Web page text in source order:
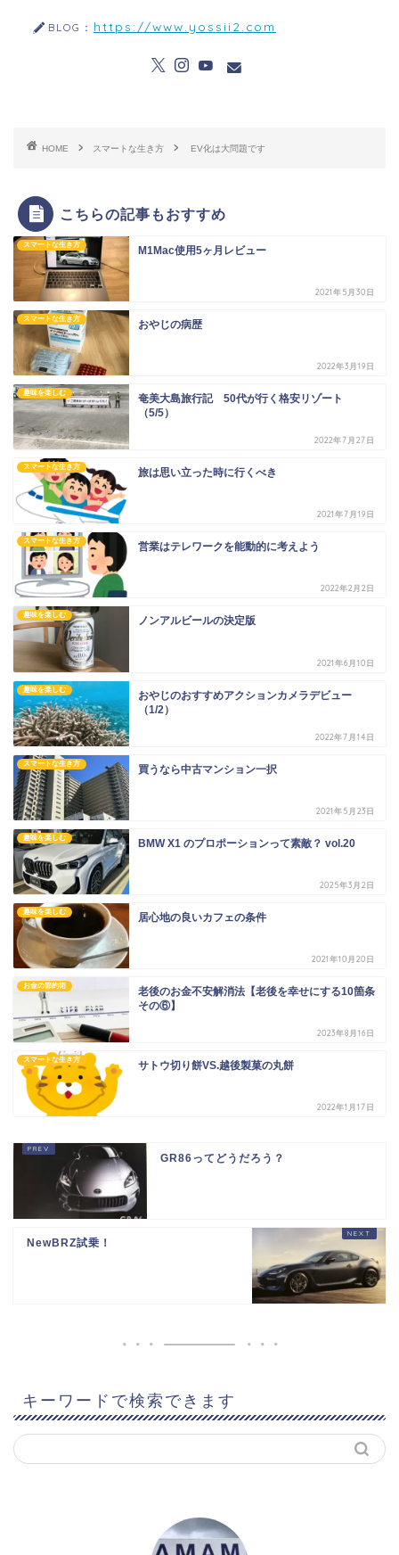
BLOG： https://www.yossii2.com
HOME スマートな生き方 EV化は大問題です
こちらの記事もおすすめ
スマートな生き方 M1Mac使用5ヶ月レビュー
2021年5月30日
スマートな生き方 おやじの病歴
2022年3月19日
趣味を楽しむ
奄美大島旅行記 50代が行く格安リゾート
（5/5）
2022年7月27日
スマートな生き方 旅は思い立った時に行くべき
2021年7月19日
スマートな生き方 営業はテレワークを能動的に考えよう
2022年2月2日
趣味を楽しむ ノンアルビールの決定版
2021年6月10日
趣味を楽しむ
おやじのおすすめアクションカメラデビュー
（1/2）
2022年7月14日
スマートな生き方 買うなら中古マンション一択
2021年5月23日
趣味を楽しむ BMW X1 のプロポーションって素敵？ vol.20
2025年3月2日
趣味を楽しむ 居心地の良いカフェの条件
2021年10月20日
お金の節約術
老後のお金不安解消法【老後を幸せにする10箇条
その⑥】
2023年8月16日
スマートな生き方 サトウ切り餅VS.越後製菓の丸餅
2022年1月17日
GR86ってどうだろう？
NewBRZ試乗！
キーワードで検索できます